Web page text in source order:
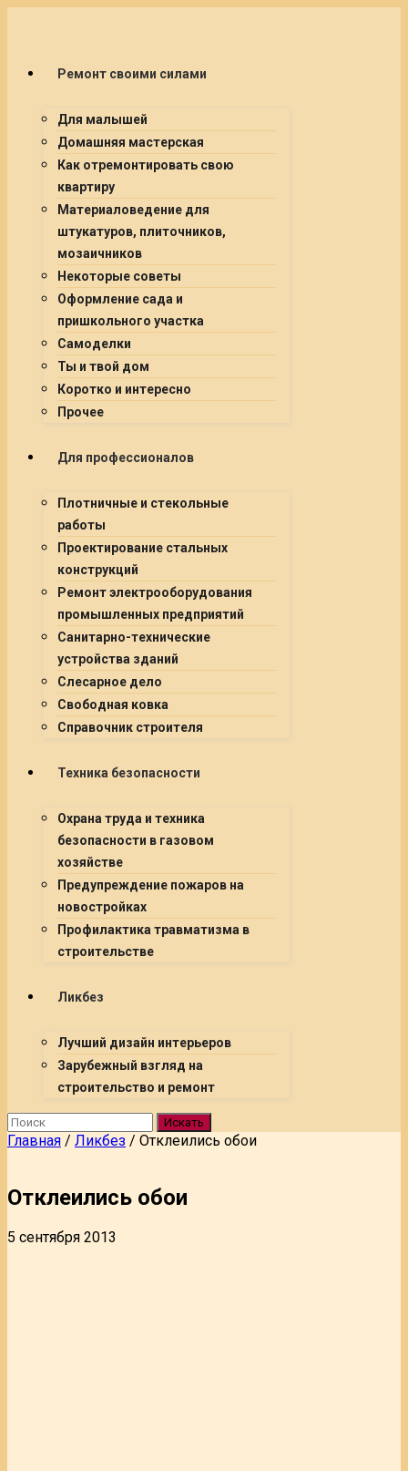
Ремонт своими силами
Для малышей
Домашняя мастерская
Как отремонтировать свою
квартиру
Материаловедение для
штукатуров, плиточников,
мозаичников
Некоторые советы
Оформление сада и
пришкольного участка
Самоделки
Ты и твой дом
Коротко и интересно
Прочее
Для профессионалов
Плотничные и стекольные
работы
Проектирование стальных
конструкций
Ремонт электрооборудования
промышленных предприятий
Санитарно-технические
устройства зданий
Слесарное дело
Свободная ковка
Справочник строителя
Техника безопасности
Охрана труда и техника
безопасности в газовом
хозяйстве
Предупреждение пожаров на
новостройках
Профилактика травматизма в
строительстве
Ликбез
Лучший дизайн интерьеров
Зарубежный взгляд на
строительство и ремонт
Искать
Главная / Ликбез / Отклеились обои
Отклеились обои
5 сентября 2013